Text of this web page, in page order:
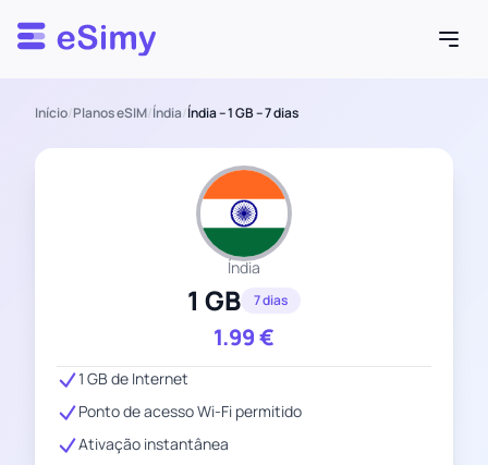
Esimy
Início/Planos eSIM/Índia/Índia – 1 GB – 7 dias
Índia
1 GB 7 dias
1.99€
1 GB de Internet
Ponto de acesso Wi-Fi permitido
Ativação instantânea